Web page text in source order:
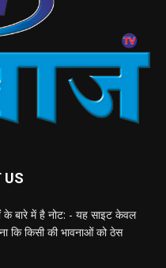
US
के बारे में है नोट: - यह साइट केवल
कि किसी की भावनाओं को ठेस